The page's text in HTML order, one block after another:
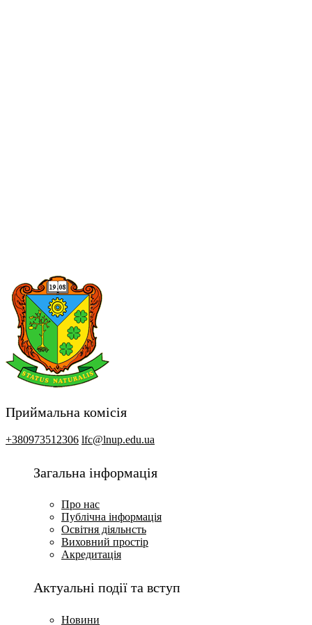
Приймальна комісія
+380973512306 lfc@lnup.edu.ua
Загальна інформація
Про нас
Публічна інформація
Освітня діяльнсть
Виховний простір
Акредитація
Актуальні події та вступ
Новини